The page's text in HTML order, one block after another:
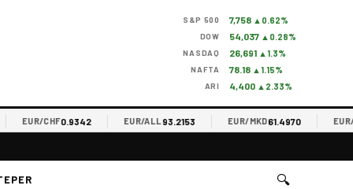
S&P 500 7,758 ▲0.62%
DOW 54,037 ▲0.28%
NASDAQ 26,691 ▲1.3%
NAFTA 78.18 ▲1.15%
ARI 4,400 ▲2.33%
EUR/CHF0.9342 EUR/ALL93.2153 EUR/MKD61.4970 EUR/RSD
🔍